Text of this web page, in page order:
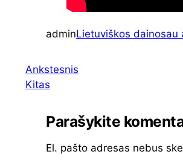
adminLietuviškos dainosau
Ankstesnis
Kitas
Parašykite
El. pašto adresas nebus